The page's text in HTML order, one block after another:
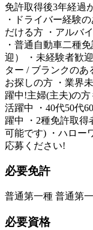
免許取得後3年経過
・ドライバー経験
だける方 ・アルバ
・普通自動車二種
迎） ・未経験者歓
ター / ブランクの
お探しの方 ・業界
躍中!主婦(主夫)の
活躍中 ・40代50代
躍中 ・2種免許取
可能です) ・ハロー
応募ください!
必要免許
普通第一種 普通第
必要資格